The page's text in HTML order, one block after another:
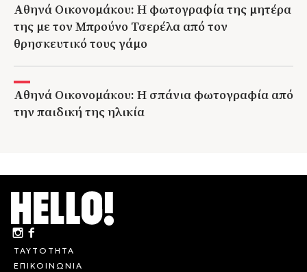
Αθηνά Οικονομάκου: Η φωτογραφία της μητέρα
της με τον Μπρούνο Τσερέλα από τον
θρησκευτικό τους γάμο
Αθηνά Οικονομάκου: Η σπάνια φωτογραφία από
την παιδική της ηλικία
ΤΑΥΤΟΤΗΤΑ
ΕΠΙΚΟΙΝΩΝΙΑ